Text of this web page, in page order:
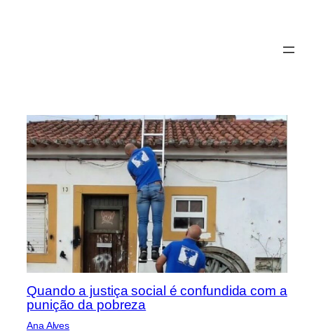
Quando a justiça social é confundida com a
punição da pobreza
Ana Alves